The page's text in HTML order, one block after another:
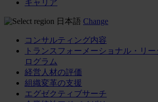
キャリア
日本語 Change
コンサルティング内容
トランスフォーメーショナル・リ
ログラム
経営人材の評価
組織変革の支援
エグゼクティブサーチ